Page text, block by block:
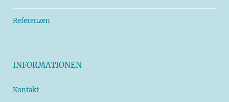
Referenzen
INFORMATIONEN
Kontakt